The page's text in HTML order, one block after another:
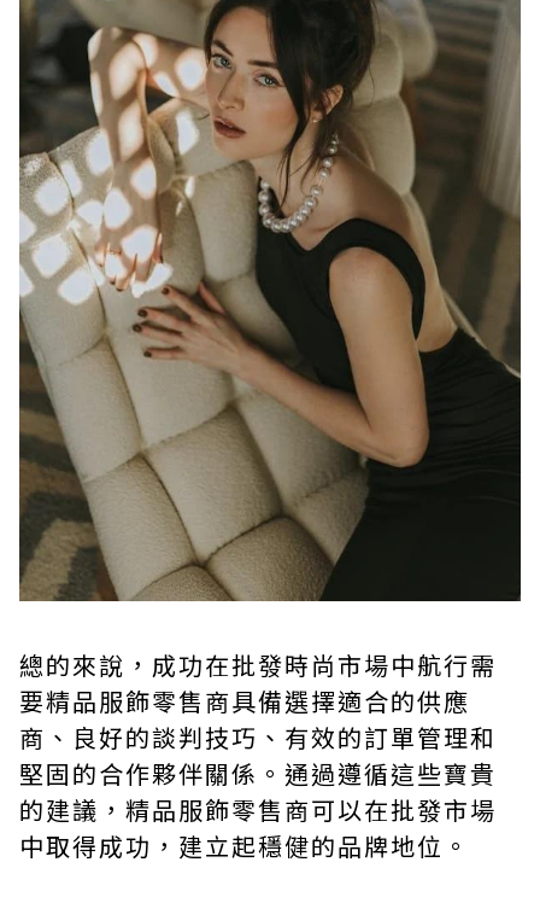
總的來說，成功在批發時尚市場中航行需
要精品服飾零售商具備選擇適合的供應
商、良好的談判技巧、有效的訂單管理和
堅固的合作夥伴關係。通過遵循這些寶貴
的建議，精品服飾零售商可以在批發市場
中取得成功，建立起穩健的品牌地位。